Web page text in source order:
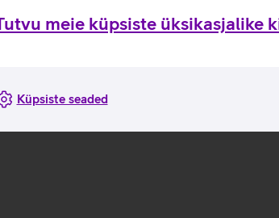
meie küpsiste üksikasjalike
Küpsiste seaded